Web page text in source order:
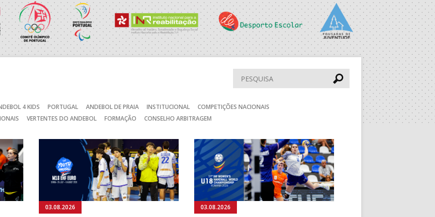
/OBO Bettermann _ - _ AD ACADEMIA ANDEBOL SPS PAV. F. SÁ LEITE
_ - _ CJ A. GARRETT /Pristivus
ESC. BARTOLOMEU
_ - _ ABC DE BRAGA /Lusíadas Saude DRAGÃO ARENA
_ - _ JUVE LIS PAV. LUZ 2
/ RETROTARGET _ - _
MARÍTIMO MADEIRA ANDEBOL
SAD
MUN. STº TIRSO
_ - _ ABC DE BRAGA /OBO Bettermann
MUN. LEÇA PALMEIRA
Pesquisar
4 KIDS PORTUGAL ANDEBOL DE PRAIA INSTITUCIONAL
COMPETIÇÕES NACIONAIS
VERTENTES DO ANDEBOL FORMAÇÃO CONSELHO ARBITRAGEM
03.08.2026 03.08.2026
Seguinte